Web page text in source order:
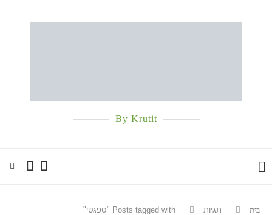
By Krutit
בית תגיות Posts tagged with "ספגטי"